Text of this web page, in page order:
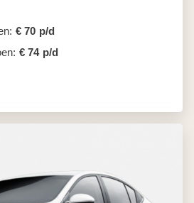
€ 70 p/d
€ 74 p/d